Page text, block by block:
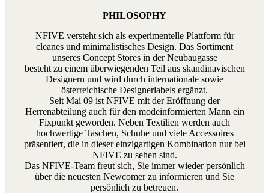
PHILOSOPHY
NFIVE versteht sich als experimentelle Plattform für
cleanes und minimalistisches Design. Das Sortiment
unseres Concept Stores in der Neubaugasse
besteht zu einem überwiegenden Teil aus skandinavischen
Designern und wird durch internationale sowie
österreichische Designerlabels ergänzt.
Seit Mai 09 ist NFIVE mit der Eröffnung der
Herrenabteilung auch für den modeinformierten Mann ein
Fixpunkt geworden. Neben Textilien werden auch
hochwertige Taschen, Schuhe und viele Accessoires
präsentiert, die in dieser einzigartigen Kombination nur bei
NFIVE zu sehen sind.
Das NFIVE-Team freut sich, Sie immer wieder persönlich
über die neuesten Newcomer zu informieren und Sie
persönlich zu betreuen.